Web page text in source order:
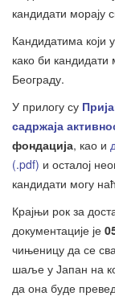
кандидати морају
Кандидатима који
како би кандидати
Београду.
У прилогу су
садржаја
фондација, као и
(.pdf) и осталој
кандидати могу
Крајњи рок за
документације је
чињеницу да се
шаље у Јапан на
да она буде